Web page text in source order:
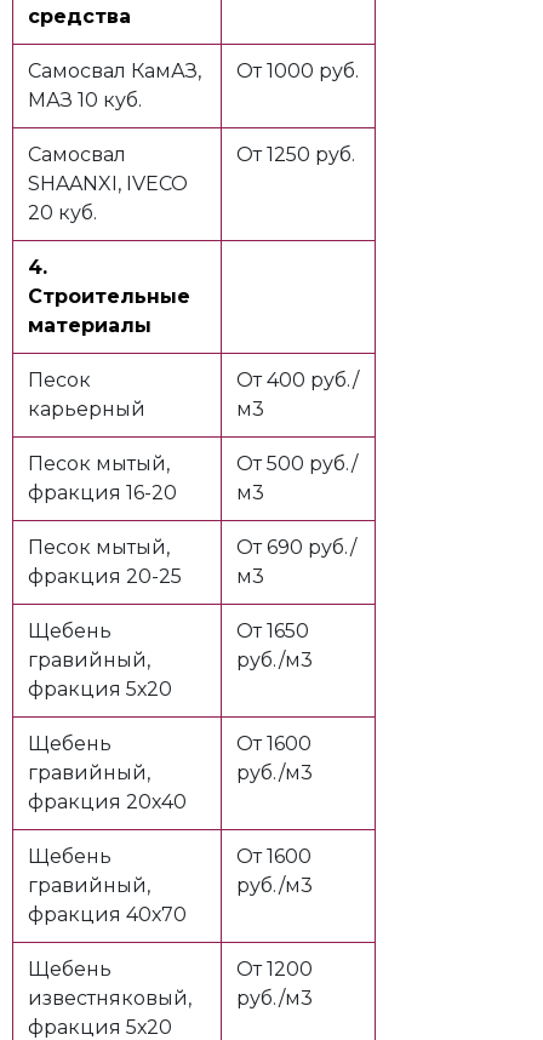
средства
Самосвал КамАЗ,
МАЗ 10 куб.
От 1000 руб.
Самосвал
SHAANXI, IVECO
20 куб.
От 1250 руб.
4.
Строительные
материалы
Песок
карьерный
От 400 руб./
м3
Песок мытый,
фракция 16-20
От 500 руб./
м3
Песок мытый,
фракция 20-25
От 690 руб./
м3
Щебень
гравийный,
фракция 5х20
От 1650
руб./м3
Щебень
гравийный,
фракция 20х40
От 1600
руб./м3
Щебень
гравийный,
фракция 40х70
От 1600
руб./м3
Щебень
известняковый,
фракция 5х20
От 1200
руб./м3